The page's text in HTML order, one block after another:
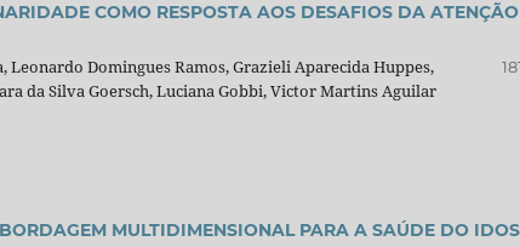
COMO RESPOSTA AOS DESAFIOS DA
Domingues Ramos, Grazieli Aparecida Huppes,
da Silva Goersch, Luciana Gobbi, Victor Martins Aguilar
MULTIDIMENSIONAL PARA A SAÚDE DO